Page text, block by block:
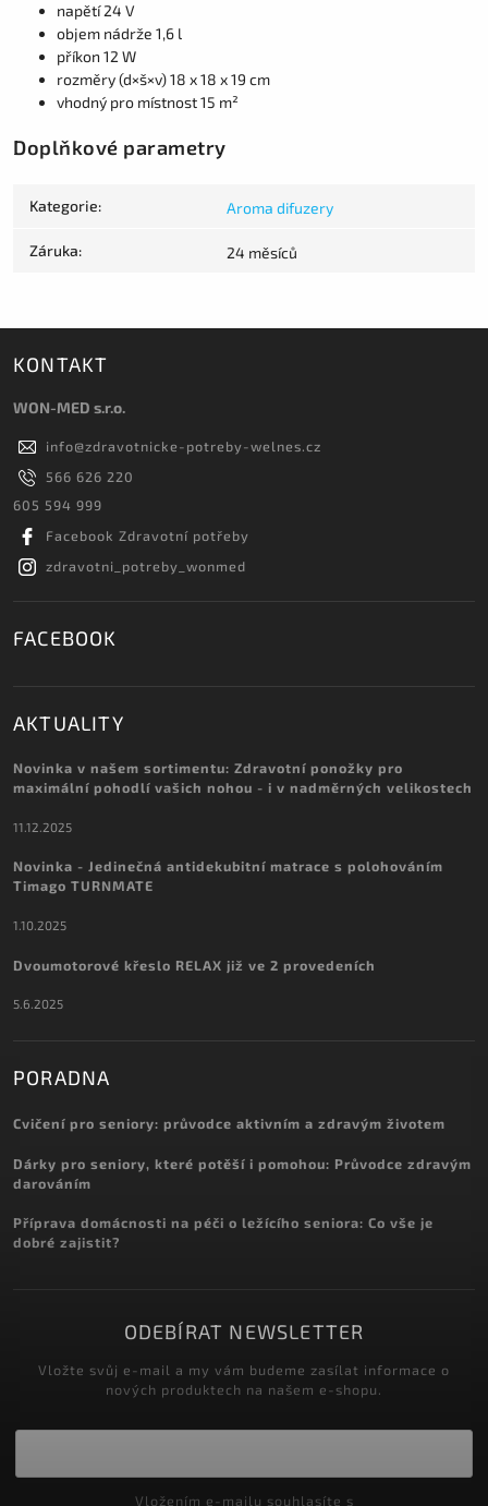
napětí 24 V
objem nádrže 1,6 l
příkon 12 W
rozměry (d×š×v) 18 x 18 x 19 cm
vhodný pro místnost 15 m²
Doplňkové parametry
Kategorie: Aroma difuzery
Záruka: 24 měsíců
KONTAKT
WON-MED s.r.o.
info@zdravotnicke-potreby-welnes.cz
566 626 220
605 594 999
Facebook Zdravotní potřeby
zdravotni_potreby_wonmed
FACEBOOK
AKTUALITY
Novinka v našem sortimentu: Zdravotní ponožky pro
maximální pohodlí vašich nohou - i v nadměrných velikostech
11.12.2025
Novinka - Jedinečná antidekubitní matrace s polohováním
Timago TURNMATE
1.10.2025
Dvoumotorové křeslo RELAX již ve 2 provedeních
5.6.2025
PORADNA
Cvičení pro seniory: průvodce aktivním a zdravým životem
Dárky pro seniory, které potěší i pomohou: Průvodce zdravým
darováním
Příprava domácnosti na péči o ležícího seniora: Co vše je
dobré zajistit?
ODEBÍRAT NEWSLETTER
Vložte svůj e-mail a my vám budeme zasílat informace o
nových produktech na našem e-shopu.